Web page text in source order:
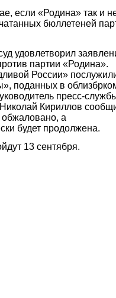
если «Родина» так и
бюллетеней
удовлетворил
партии «Родина».
России»
поданных в
пресс-
Николай Кириллов
обжаловано, а
будет продолжена.
13 сентября.